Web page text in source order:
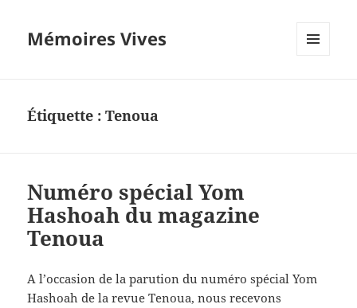
Mémoires Vives
Étiquette :Tenoua
Numéro spécial Yom
Hashoah du magazine
Tenoua
A l’occasion de la parution du numéro spécial Yom
Hashoah de la revue Tenoua, nous recevons